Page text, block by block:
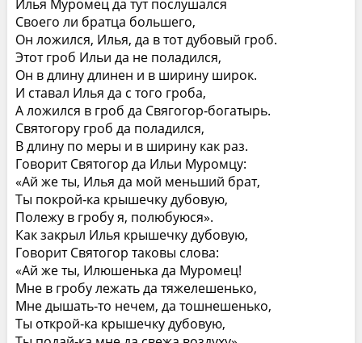
Илья Муромец да тут послушался
Своего ли братца большего,
Он ложился, Илья, да в тот дубовый гроб.
Этот гроб Ильи да не поладился,
Он в длину длинен и в ширину широк.
И ставал Илья да с того гроба,
А ложился в гроб да Свягогор‑богатырь.
Святогору гроб да поладился,
В длину по меры и в ширину как раз.
Говорит Святогор да Ильи Муромцу:
«Ай же ты, Илья да мой меньший брат,
Ты покрой‑ка крышечку дубовую,
Полежу в гробу я, полюбуюся».
Как закрыл Илья крышечку дубовую,
Говорит Святогор таковы слова:
«Ай же ты, Илюшенька да Муромец!
Мне в гробу лежать да тяжелешенько,
Мне дышать‑то нечем, да тошнешенько,
Ты открой‑ка крышечку дубовую,